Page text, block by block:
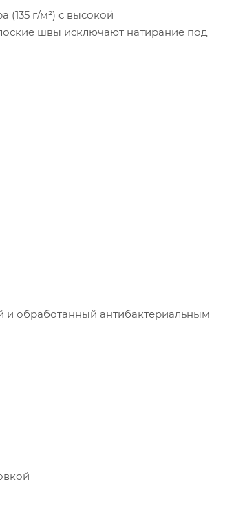
г/м²) с высокой
швы исключают натирание под
и обработанный антибактериальным